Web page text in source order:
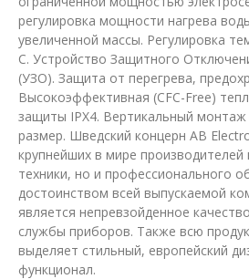
регулировка мощности нагрева
увеличенной массы. Регулировка
С. Устройство Защитного
(УЗО). Защита от перегрева,
Высокоэффективная (CFC-Free)
защиты IPX4. Вертикальный
размер. Шведский концерн AB
крупнейших в мире
техники, но и профессионального
достоинством всей выпускаемой
является непревзойденное
службы приборов. Также всю
выделяет стильный, европейский
функционал.